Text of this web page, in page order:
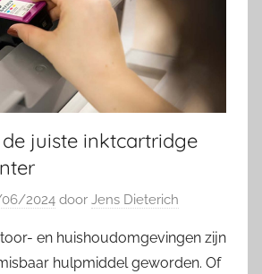
juiste inktcartridge
2024 door Jens Dieterich
en huishoudomgevingen zijn
hulpmiddel geworden. Of